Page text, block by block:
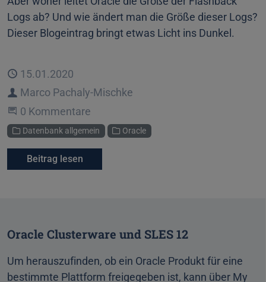
Logs ab? Und wie ändert man die Größe dieser Logs?
Dieser Blogeintrag bringt etwas Licht ins Dunkel.
Veröffentlicht
15.01.2020
Autor
Marco Pachaly-Mischke
Beginne eine Unterhaltung
0 Kommentare
Kategorien
Datenbank allgemein Oracle
Beitrag lesen
Oracle Clusterware und SLES 12
Um herauszufinden, ob ein Oracle Produkt für eine
bestimmte Plattform freigegeben ist, kann über My